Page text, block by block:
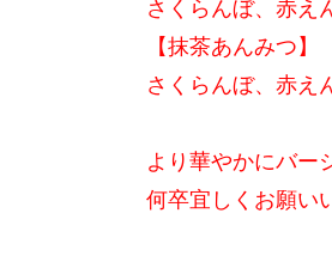
さくらんぼ、赤
【抹茶あんみつ】
さくらんぼ、赤
より華やかにバー
何卒宜しくお願い